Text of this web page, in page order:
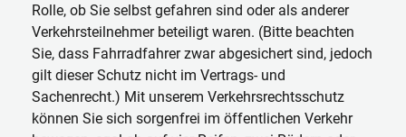
Rolle, ob Sie selbst gefahren sind oder als anderer
Verkehrsteilnehmer beteiligt waren. (Bitte beachten
Sie, dass Fahrradfahrer zwar abgesichert sind, jedoch
gilt dieser Schutz nicht im Vertrags- und
Sachenrecht.) Mit unserem Verkehrsrechtsschutz
können Sie sich sorgenfrei im öffentlichen Verkehr